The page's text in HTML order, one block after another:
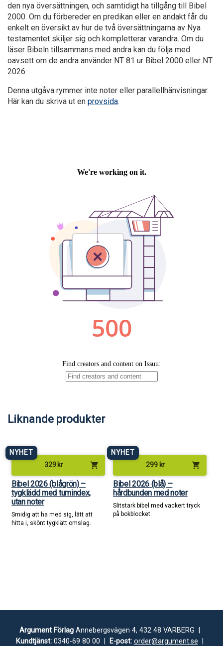
den nya översättningen, och samtidigt ha tillgång till Bibel
2000. Om du förbereder en predikan eller en andakt får du
enkelt en översikt av hur de två översättningarna av Nya
testamentet skiljer sig och kompletterar varandra. Om du
läser Bibeln tillsammans med andra kan du följa med
oavsett om de andra använder NT 81 ur Bibel 2000 eller NT
2026.
Denna utgåva rymmer inte noter eller parallellhänvisningar.
Här kan du skriva ut en provsida.
Liknande produkter
NYHET
329 kr shopping_cart
Bibel 2026 (blågrön) –
tygklädd med tumindex,
utan noter
Smidig att ha med sig, lätt att
hitta i, skönt tygklätt omslag.
NYHET
299 kr shopping_cart
Bibel 2026 (blå) –
hårdbunden med noter
Slitstark bibel med vackert tryck
på bokblocket.
Argument FörlagAnnebergsvägen 4, 432 48 VARBERG |
Kundtjänst:0340-69 80 00 | E-post: order@argument.se